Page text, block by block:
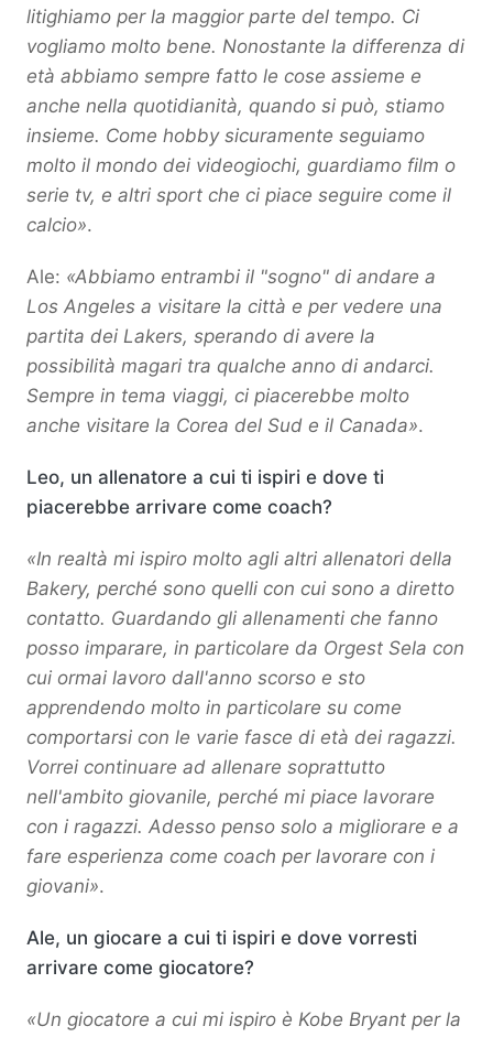
litighiamo per la maggior parte del tempo. Ci
vogliamo molto bene. Nonostante la differenza di
età abbiamo sempre fatto le cose assieme e
anche nella quotidianità, quando si può, stiamo
insieme. Come hobby sicuramente seguiamo
molto il mondo dei videogiochi, guardiamo film o
serie tv, e altri sport che ci piace seguire come il
calcio».
Ale: «Abbiamo entrambi il "sogno" di andare a
Los Angeles a visitare la città e per vedere una
partita dei Lakers, sperando di avere la
possibilità magari tra qualche anno di andarci.
Sempre in tema viaggi, ci piacerebbe molto
anche visitare la Corea del Sud e il Canada».
Leo, un allenatore a cui ti ispiri e dove ti
piacerebbe arrivare come coach?
«In realtà mi ispiro molto agli altri allenatori della
Bakery, perché sono quelli con cui sono a diretto
contatto. Guardando gli allenamenti che fanno
posso imparare, in particolare da Orgest Sela con
cui ormai lavoro dall'anno scorso e sto
apprendendo molto in particolare su come
comportarsi con le varie fasce di età dei ragazzi.
Vorrei continuare ad allenare soprattutto
nell'ambito giovanile, perché mi piace lavorare
con i ragazzi. Adesso penso solo a migliorare e a
fare esperienza come coach per lavorare con i
giovani».
Ale, un giocare a cui ti ispiri e dove vorresti
arrivare come giocatore?
«Un giocatore a cui mi ispiro è Kobe Bryant per la